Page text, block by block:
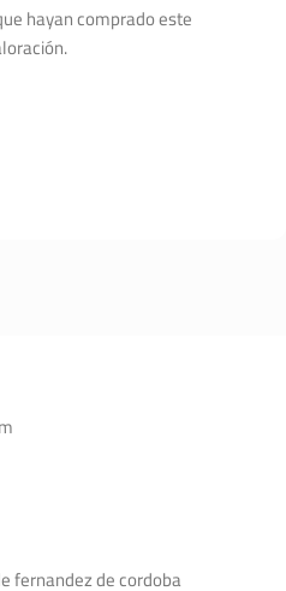
hayan comprado este
fernandez de cordoba